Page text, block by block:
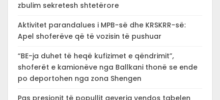
zbulim sekretesh shtetërore
Aktivitet parandalues i MPB-së dhe KRSKRR-së:
Apel shoferëve që të vozisin të pushuar
“BE-ja duhet të heqë kufizimet e qëndrimit”,
shoferët e kamionëve nga Ballkani thonë se ende
po deportohen nga zona Shengen
Pas presionit të popullit qeveria vendos tabelen